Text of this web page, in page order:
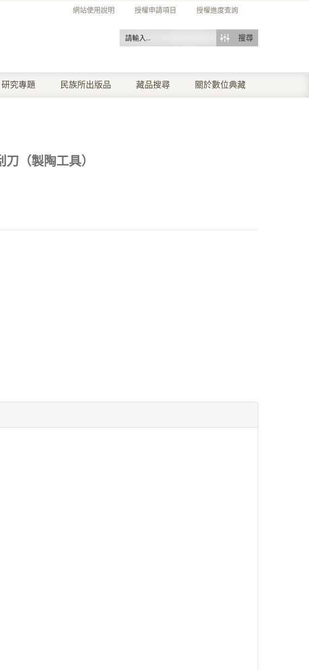
網站使用說明 授權申請項目 授權進度查詢
搜尋
研究專題 民族所出版品 藏品搜尋 關於數位典藏
刀（製陶工具）